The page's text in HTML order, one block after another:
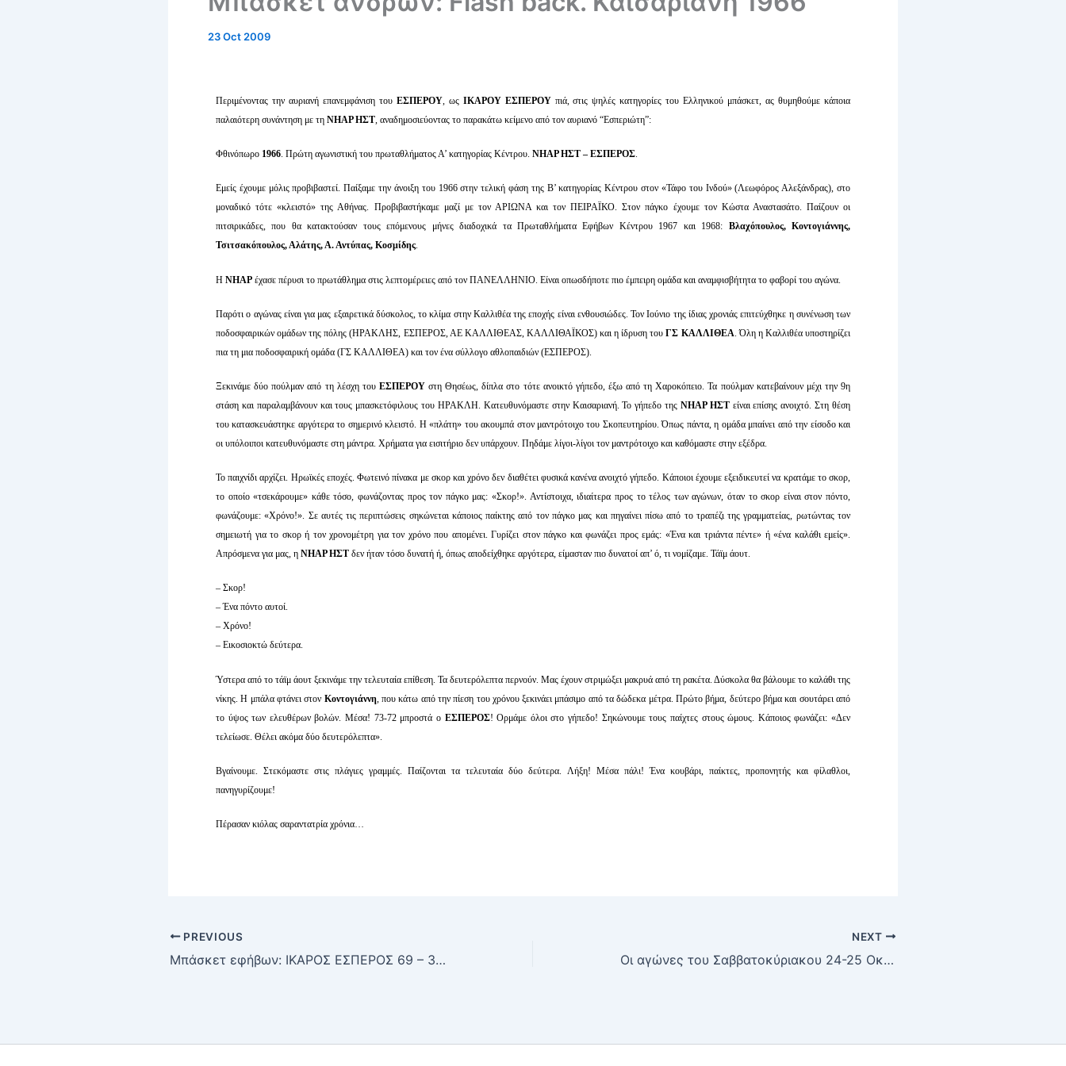
23 Oct 2009
Περιμένοντας την αυριανή επανεμφάνιση του ΕΣΠΕΡΟΥ, ωςΙΚΑΡΟΥ ΕΣΠΕΡΟΥπιά, στις ψηλές κατηγορίες του Ελληνικού μπάσκετ, ας θυμηθούμε κάποια
παλαιότερη συνάντηση με τη ΝΗΑΡ ΗΣΤ, αναδημοσιεύοντας το παρακάτω κείμενο από τον αυριανό “Εσπεριώτη”:
Φθινόπωρο 1966. Πρώτη αγωνιστική του πρωταθλήματος Α’ κατηγορίας Κέντρου. ΝΗΑΡ ΗΣΤ – ΕΣΠΕΡΟΣ.
Εμείς έχουμε μόλις προβιβαστεί. Παίξαμε την άνοιξη του 1966 στην τελική φάση της Β’ κατηγορίας Κέντρου στον «Τάφο του Ινδού» (Λεωφόρος Αλεξάνδρας), στο
μοναδικό τότε «κλειστό» της Αθήνας. Προβιβαστήκαμε μαζί με τον ΑΡΙΩΝΑ και τον ΠΕΙΡΑΪΚΟ. Στον πάγκο έχουμε τον Κώστα Αναστασάτο. Παίζουν οι
πιτσιρικάδες, που θα κατακτούσαν τους επόμενους μήνες διαδοχικά τα Πρωταθλήματα Εφήβων Κέντρου 1967 και 1968: Βλαχόπουλος, Κοντογιάννης,
Τσιτσακόπουλος, Αλάτης, Α. Αντύπας, Κοσμίδης.
Η ΝΗΑΡ έχασε πέρυσι το πρωτάθλημα στις λεπτομέρειες από τον ΠΑΝΕΛΛΗΝΙΟ. Είναι οπωσδήποτε πιο έμπειρη ομάδα και αναμφισβήτητα το φαβορί του αγώνα.
Παρότι ο αγώνας είναι για μας εξαιρετικά δύσκολος, το κλίμα στην Καλλιθέα της εποχής είναι ενθουσιώδες. Τον Ιούνιο της ίδιας χρονιάς επιτεύχθηκε η συνένωση των
ποδοσφαιρικών ομάδων της πόλης (ΗΡΑΚΛΗΣ, ΕΣΠΕΡΟΣ, ΑΕ ΚΑΛΛΙΘΕΑΣ, ΚΑΛΛΙΘΑΪΚΟΣ) και η ίδρυση τουΓΣ ΚΑΛΛΙΘΕΑ . Όλη η Καλλιθέα υποστηρίζει
πια τη μια ποδοσφαιρική ομάδα (ΓΣ ΚΑΛΛΙΘΕΑ) και τον ένα σύλλογο αθλοπαιδιών (ΕΣΠΕΡΟΣ).
Ξεκινάμε δύο πούλμαν από τη λέσχη του ΕΣΠΕΡΟΥστη Θησέως, δίπλα στο τότε ανοικτό γήπεδο, έξω από τη Χαροκόπειο. Τα πούλμαν κατεβαίνουν μέχι την 9η
στάση και παραλαμβάνουν και τους μπασκετόφιλους του ΗΡΑΚΛΗ. Κατευθυνόμαστε στην Καισαριανή. Το γήπεδο της ΝΗΑΡ ΗΣΤείναι επίσης ανοιχτό. Στη θέση
του κατασκευάστηκε αργότερα το σημερινό κλειστό. Η «πλάτη» του ακουμπά στον μαντρότοιχο του Σκοπευτηρίου. Όπως πάντα, η ομάδα μπαίνει από την είσοδο και
οι υπόλοιποι κατευθυνόμαστε στη μάντρα. Χρήματα για εισιτήριο δεν υπάρχουν. Πηδάμε λίγοι-λίγοι τον μαντρότοιχο και καθόμαστε στην εξέδρα.
Το παιχνίδι αρχίζει. Ηρωϊκές εποχές. Φωτεινό πίνακα με σκορ και χρόνο δεν διαθέτει φυσικά κανένα ανοιχτό γήπεδο. Κάποιοι έχουμε εξειδικευτεί να κρατάμε το σκορ,
το οποίο «τσεκάρουμε» κάθε τόσο, φωνάζοντας προς τον πάγκο μας: «Σκορ!». Αντίστοιχα, ιδιαίτερα προς το τέλος των αγώνων, όταν το σκορ είναι στον πόντο,
φωνάζουμε: «Χρόνο!». Σε αυτές τις περιπτώσεις σηκώνεται κάποιος παίκτης από τον πάγκο μας και πηγαίνει πίσω από το τραπέζι της γραμματείας, ρωτώντας τον
σημειωτή για το σκορ ή τον χρονομέτρη για τον χρόνο που απομένει. Γυρίζει στον πάγκο και φωνάζει προς εμάς: «Ένα και τριάντα πέντε» ή «ένα καλάθι εμείς».
Απρόσμενα για μας, η ΝΗΑΡ ΗΣΤ δεν ήταν τόσο δυνατή ή, όπως αποδείχθηκε αργότερα, είμασταν πιο δυνατοί απ’ ό, τι νομίζαμε. Τάϊμ άουτ.
– Σκορ!
– Ένα πόντο αυτοί.
– Χρόνο!
– Εικοσιοκτώ δεύτερα.
Ύστερα από το τάϊμ άουτ ξεκινάμε την τελευταία επίθεση. Τα δευτερόλεπτα περνούν. Μας έχουν στριμώξει μακρυά από τη ρακέτα. Δύσκολα θα βάλουμε το καλάθι της
νίκης. Η μπάλα φτάνει στον Κοντογιάννη, που κάτω από την πίεση του χρόνου ξεκινάει μπάσιμο από τα δώδεκα μέτρα. Πρώτο βήμα, δεύτερο βήμα και σουτάρει από
το ύψος των ελευθέρων βολών. Μέσα! 73-72 μπροστά οΕΣΠΕΡΟΣ! Ορμάμε όλοι στο γήπεδο! Σηκώνουμε τους παίχτες στους ώμους. Κάποιος φωνάζει: «Δεν
τελείωσε. Θέλει ακόμα δύο δευτερόλεπτα».
Βγαίνουμε. Στεκόμαστε στις πλάγιες γραμμές. Παίζονται τα τελευταία δύο δεύτερα. Λήξη! Μέσα πάλι! Ένα κουβάρι, παίκτες, προπονητής και φίλαθλοι,
πανηγυρίζουμε!
Πέρασαν κιόλας σαραντατρία χρόνια…
PREVIOUS
Mπάσκετ εφήβων: ΙΚΑΡΟΣ ΕΣΠΕΡΟΣ 69 – 34 ΔΡΑΠΕΤΣΩΝΑ
NEXT
Οι αγώνες του Σαββατοκύριακου 24-25 Οκτωβρίου